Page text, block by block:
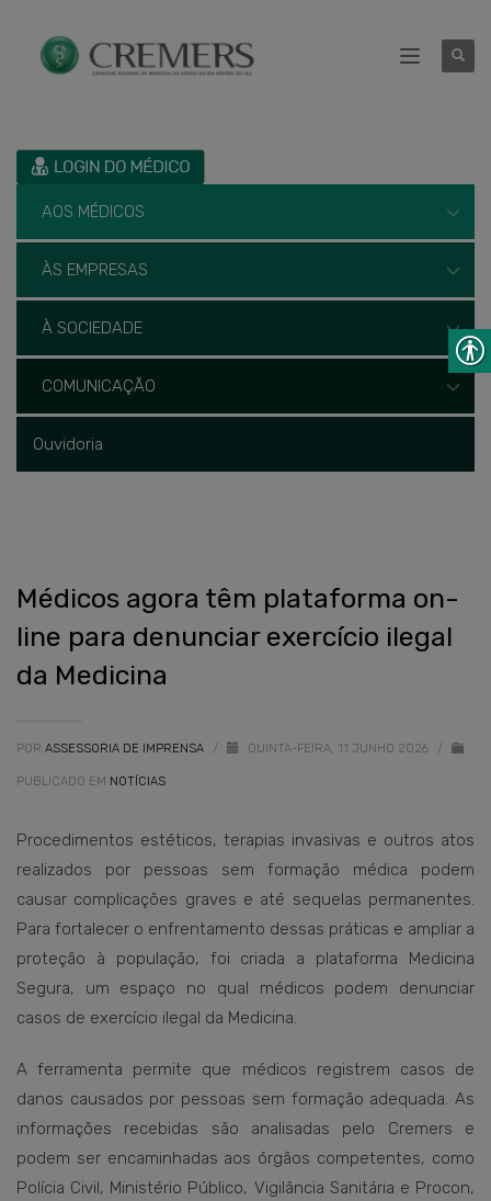
AOS MÉDICOS
ÀS EMPRESAS
À SOCIEDADE
COMUNICAÇÃO
Ouvidoria
Médicos agora têm plataforma on-
line para denunciar exercício ilegal
da Medicina
POR ASSESSORIA DE IMPRENSA / QUINTA-FEIRA, 11 JUNHO 2026 /
PUBLICADO EM NOTÍCIAS
Procedimentos estéticos, terapias invasivas e outros atos
realizados por pessoas sem formação médica podem
causar complicações graves e até sequelas permanentes.
Para fortalecer o enfrentamento dessas práticas e ampliar a
proteção à população, foi criada a plataforma Medicina
Segura, um espaço no qual médicos podem denunciar
casos de exercício ilegal da Medicina.
A ferramenta permite que médicos registrem casos de
danos causados por pessoas sem formação adequada. As
informações recebidas são analisadas pelo Cremers e
podem ser encaminhadas aos órgãos competentes, como
Polícia Civil, Ministério Público, Vigilância Sanitária e Procon,